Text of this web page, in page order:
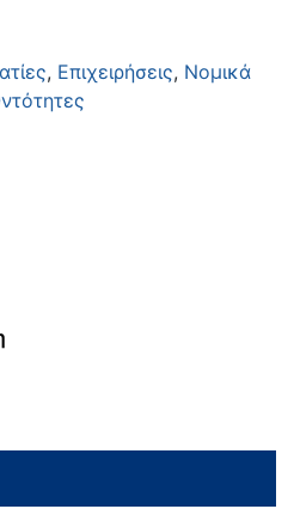
, Επιχειρήσεις, Νομικά